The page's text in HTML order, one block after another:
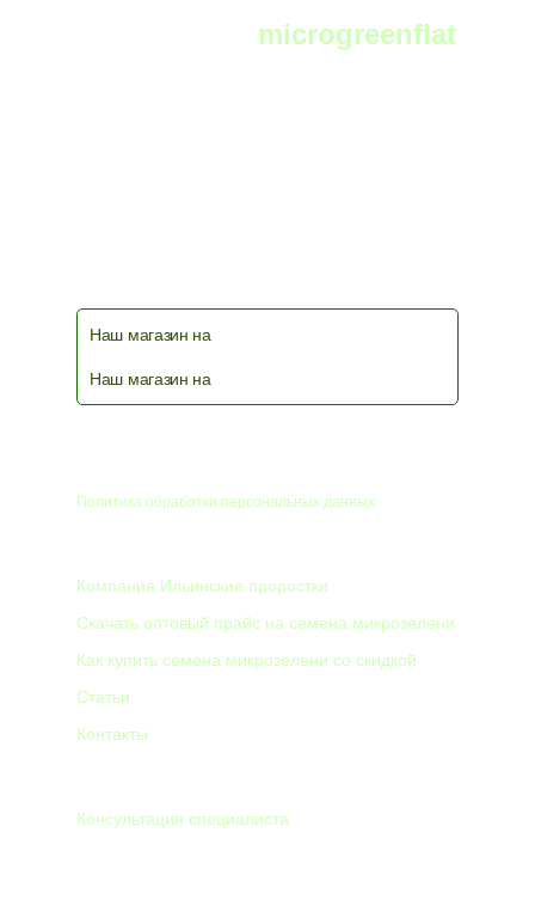
microgreenflat
Наш магазин на
Наш магазин на
Политика обработки персональных данных
Компания Ильинские проростки
Скачать оптовый прайс на семена микрозелени
Как купить семена микрозелени со скидкой
Статьи
Контакты
Консультация специалиста